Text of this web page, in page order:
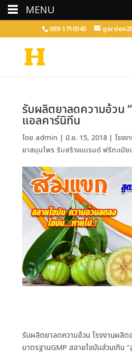
089-1710545
รับผลิตยาลดความอ้วน
แอลคาร์นิทีน
โดย admin | มิ.ย. 15, 2018| โรงง
ยาสมุนไพร รับสร้างแบรนด์ ฟรีทะเบีย
รับผลิตยาลดความอ้วน โรงงานผลิต
มาตรฐานGMP สลายไขมันส่วนเกิน
MENU